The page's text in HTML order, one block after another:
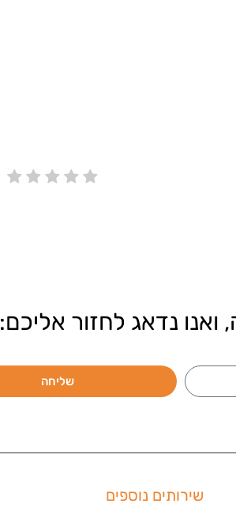
נדאג לחזור אליכם:
שליחה
שירותים נוספים